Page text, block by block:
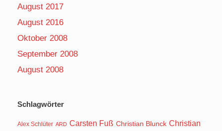
August 2017
August 2016
Oktober 2008
September 2008
August 2008
Schlagwörter
Alex Schlüter ARD Carsten Fuß Christian Blunck Christian